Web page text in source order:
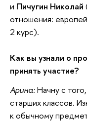
и Пичугин Николай
отношения:
2 курс).
Как вы узнали о
принять участие?
Арина:Начну с
старших классов.
к обычному